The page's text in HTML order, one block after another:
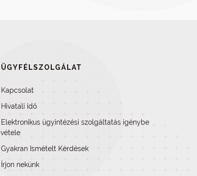
ÜGYFÉLSZOLGÁLAT
Kapcsolat
Hivatali idő
Elektronikus ügyintézési szolgáltatás igénybe
vétele
Gyakran Ismételt Kérdések
Írjon nekünk